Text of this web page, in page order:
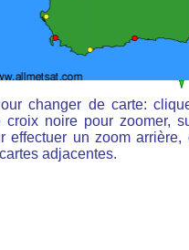
changer de carte:
croix noire pour zoomer,
effectuer un zoom
adjacentes.